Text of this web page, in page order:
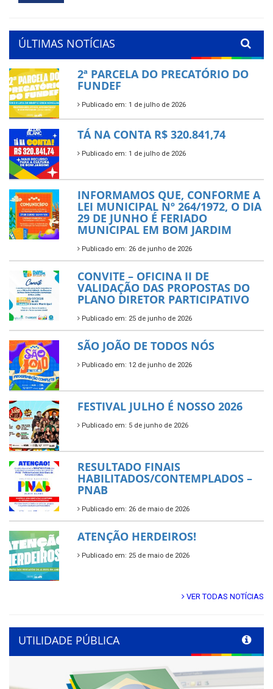
ÚLTIMAS NOTÍCIAS
2ª PARCELA DO PRECATÓRIO DO
FUNDEF
Publicado em: 1 de julho de 2026
TÁ NA CONTA R$ 320.841,74
Publicado em: 1 de julho de 2026
INFORMAMOS QUE, CONFORME A
LEI MUNICIPAL Nº 264/1972, O DIA
29 DE JUNHO É FERIADO
MUNICIPAL EM BOM JARDIM
Publicado em: 26 de junho de 2026
CONVITE – OFICINA II DE
VALIDAÇÃO DAS PROPOSTAS DO
PLANO DIRETOR PARTICIPATIVO
Publicado em: 25 de junho de 2026
SÃO JOÃO DE TODOS NÓS
Publicado em: 12 de junho de 2026
FESTIVAL JULHO É NOSSO 2026
Publicado em: 5 de junho de 2026
RESULTADO FINAIS
HABILITADOS/CONTEMPLADOS –
PNAB
Publicado em: 26 de maio de 2026
ATENÇÃO HERDEIROS!
Publicado em: 25 de maio de 2026
VER TODAS NOTÍCIAS
UTILIDADE PÚBLICA